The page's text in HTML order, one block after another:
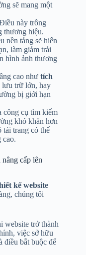
sẽ mang một
này trông
thương hiệu.
nền tảng sẽ hiển
làm giảm trải
hình ảnh thương
cao như tích
lưu trữ lớn, hay
bị giới hạn
công cụ tìm kiếm
khó khăn hơn
trang có thể
cao.
cấp lên
kế website
chúng tôi
website trở thành
việc sở hữu
điều bắt buộc để